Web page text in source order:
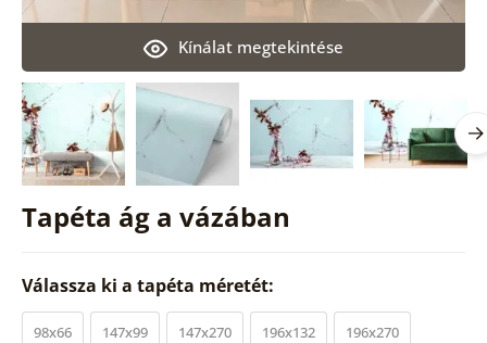
Tapéta ág a vázában
Kínálat megtekintése
Válassza ki a tapéta méretét:
98x66 147x99 147x270 196x132 196x270